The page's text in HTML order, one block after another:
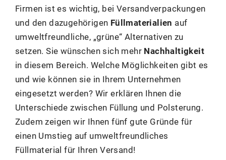
Firmen ist es wichtig, bei Versandverpackungen
und den dazugehörigen Füllmaterialien auf
umweltfreundliche, „grüne“ Alternativen zu
setzen. Sie wünschen sich mehr Nachhaltigkeit
in diesem Bereich. Welche Möglichkeiten gibt es
und wie können sie in Ihrem Unternehmen
eingesetzt werden? Wir erklären Ihnen die
Unterschiede zwischen Füllung und Polsterung.
Zudem zeigen wir Ihnen fünf gute Gründe für
einen Umstieg auf umweltfreundliches
Füllmaterial für Ihren Versand!